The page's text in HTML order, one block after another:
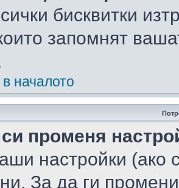
бисквитки
запомнят
началото
променя
настройки (ако
За да ги